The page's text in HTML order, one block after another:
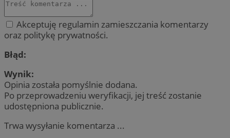
Akceptuję regulamin zamieszczania komentarzy
oraz politykę prywatności.
Błąd:
Wynik:
Opinia została pomyślnie dodana.
Po przeprowadzeniu weryfikacji, jej treść zostanie
udostępniona publicznie.
Trwa wysyłanie komentarza ...